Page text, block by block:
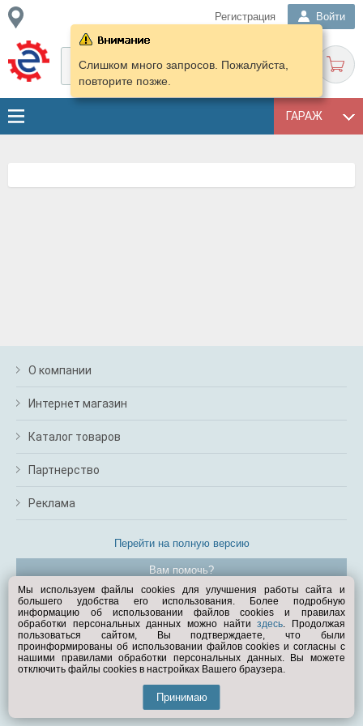
Регистрация Войти
ГАРАЖ
Слишком много запросов. Пожалуйста,
повторите позже.
О компании
Интернет магазин
Каталог товаров
Партнерство
Реклама
Перейти на полную версию
Вам помочь?
© Exist.ru 1998—2026
Мы используем файлы cookies для улучшения работы сайта и
большего удобства его использования. Более подробную
информацию об использовании файлов cookies и правилах
обработки персональных данных можно найтиздесь. Продолжая
пользоваться сайтом, Вы подтверждаете, что были
проинформированы об использовании файлов cookies и согласны с
нашими правилами обработки персональных данных. Вы можете
отключить файлы cookies в настройках Вашего браузера.
Принимаю